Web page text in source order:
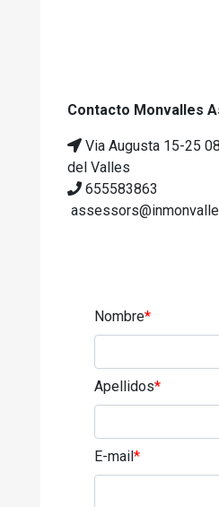
Contacto Monvalles
Via Augusta 15-25
del Valles
655583863
Nombre*
Apellidos*
E-mail*